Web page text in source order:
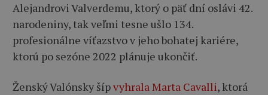
Alejandrovi Valverdemu, ktorý o päť dní oslávi 42.
narodeniny, tak veľmi tesne ušlo 134.
profesionálne víťazstvo v jeho bohatej kariére,
ktorú po sezóne 2022 plánuje ukončiť.
Ženský Valónsky šípvyhrala Marta Cavalli, ktorá